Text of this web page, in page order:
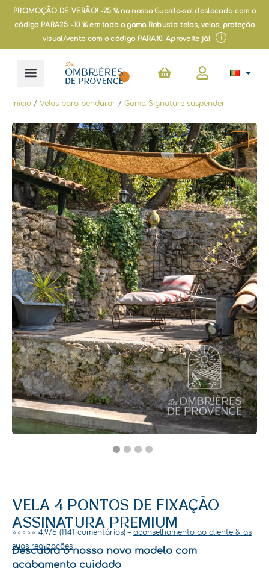
SkipPROMOÇÃO DE VERÃO! -25 % no nossoGuarda-sol deslocadocom o
código PARA25. -10 % em toda a gama Robusta:telas, velas, proteção
visual/ventocom o código PARA10. Aproveite já! i
Cart
Início / Velas para pendurar / Gama Signature suspender
VELA 4 PONTOS DE FIXAÇÃO
ASSINATURA PREMIUM
⭐⭐⭐⭐⭐ 4,9/5 (1141 comentários) – aconselhamento ao cliente & as
suas realizações
Descubra o nosso novo modelo com
acabamento cuidado